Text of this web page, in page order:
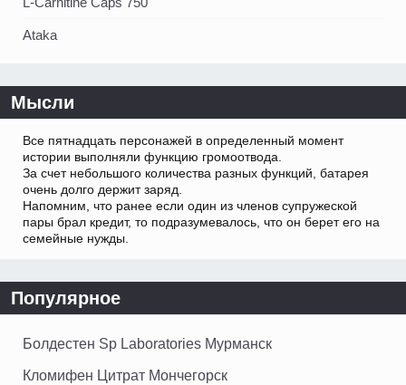
Ataka
Мысли
Все пятнадцать персонажей в определенный момент
истории выполняли функцию громоотвода.
За счет небольшого количества разных функций, батарея
очень долго держит заряд.
Напомним, что ранее если один из членов супружеской
пары брал кредит, то подразумевалось, что он берет его на
семейные нужды.
Популярное
Болдестен Sp Laboratories Мурманск
Кломифен Цитрат Мончегорск